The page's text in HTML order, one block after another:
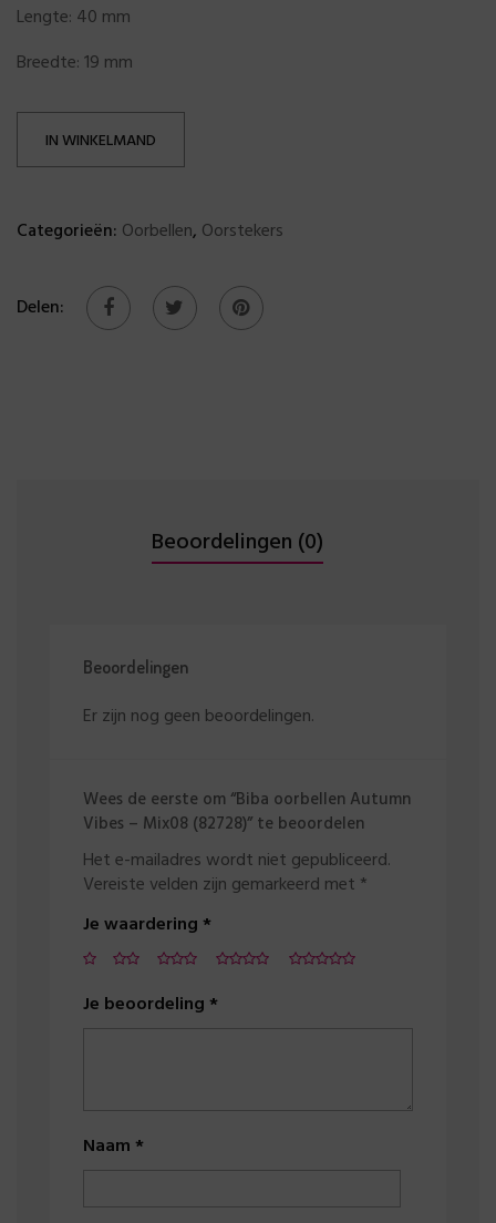
Lengte: 40 mm
Breedte: 19 mm
IN WINKELMAND
Categorieën: Oorbellen, Oorstekers
Delen:
Beoordelingen (0)
Beoordelingen
Er zijn nog geen beoordelingen.
Wees de eerste om “Biba oorbellen Autumn
Vibes – Mix08 (82728)” te beoordelen
Het e-mailadres wordt niet gepubliceerd.
Vereiste velden zijn gemarkeerd met *
Je waardering*
Je beoordeling*
Naam*